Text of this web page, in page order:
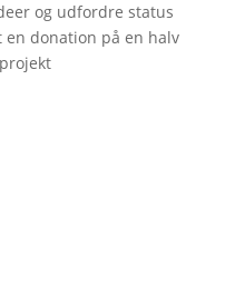
og udfordre status
donation på en halv